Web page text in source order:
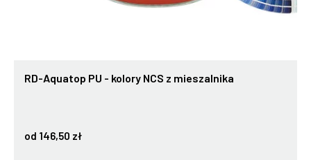
RD-Aquatop PU - kolory NCS z mieszalnika
od 146,50 zł